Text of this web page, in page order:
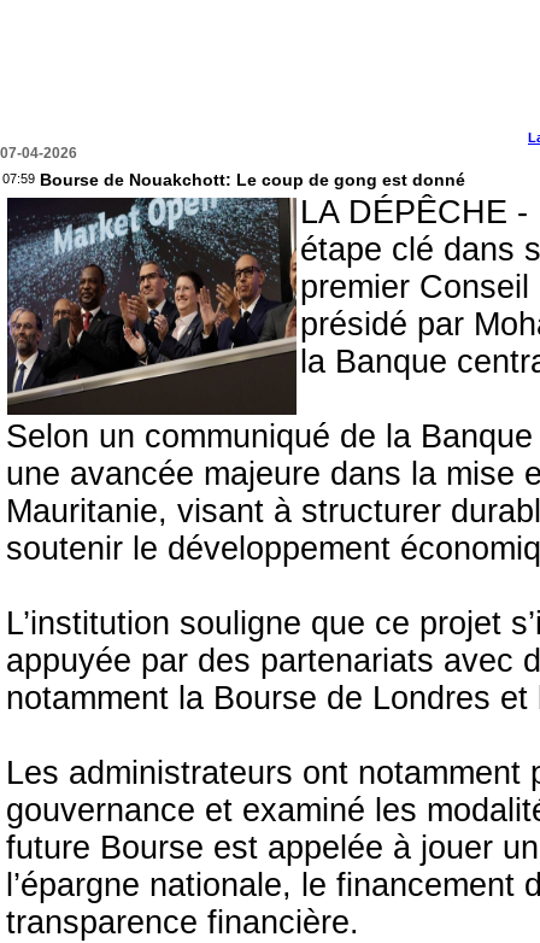
07-04-2026
07:59 Bourse de Nouakchott: Le coup de gong est donné
LA DÉPÊCHE
étape clé dans
premier
présidé par
la Banque
Selon un communiqué de la
une avancée majeure dans la mise
Mauritanie, visant à structurer
soutenir le développement
L’institution souligne que ce projet
appuyée par des partenariats avec
notamment la Bourse de Londres
Les administrateurs ont notamment
gouvernance et examiné les
future Bourse est appelée à jouer
l’épargne nationale, le
transparence financière.